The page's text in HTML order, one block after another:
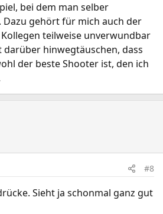
bei dem man selber
gehört für mich auch der
teilweise unverwundbar
darüber hinwegtäuschen, dass
der beste Shooter ist, den ich
#8
Sieht ja schonmal ganz gut